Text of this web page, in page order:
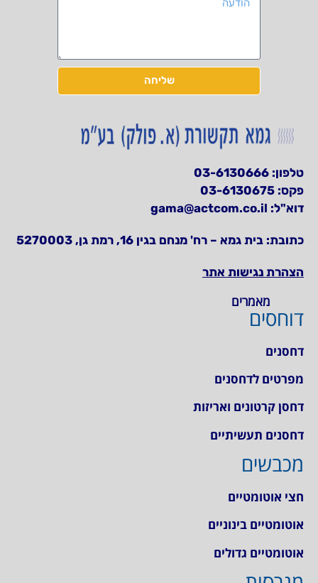
שליחה
טלפון: 03-6130666
פקס: 03-6130675
דוא"ל: gama@actcom.co.il
כתובת: בית גמא – רח' מנחם בגין 16, רמת גן, 5270003
הצהרת נגישות אתר
מאמרים
דוחסים
דחסנים
מפרטים לדחסנים
דחסן קרטונים ואריזות
דחסנים תעשיתיים
מכבשים
חצי אוטומטיים
אוטומטיים בינוניים
אוטומטיים גדולים